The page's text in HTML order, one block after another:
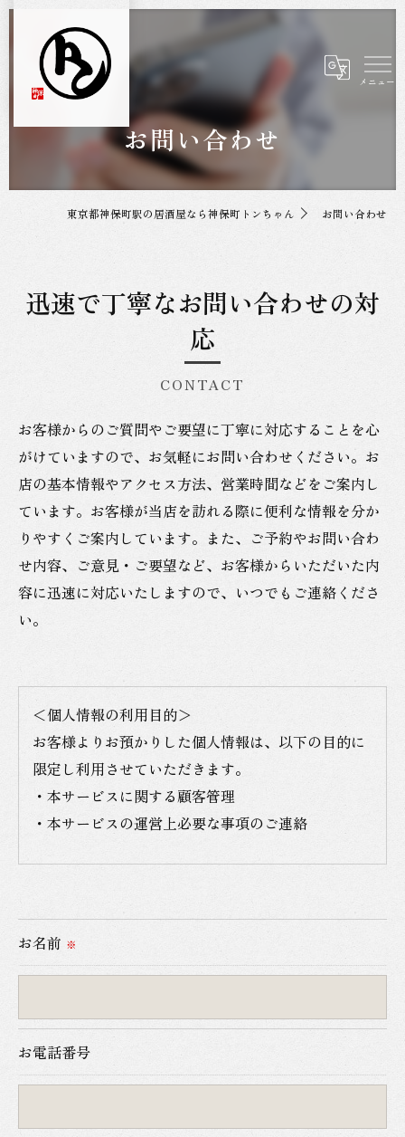
お問い合わせ
東京都神保町駅の居酒屋なら神保町トンちゃん お問い合わせ
迅速で丁寧なお問い合わせの対
応
CONTACT
お客様からのご質問やご要望に丁寧に対応することを心
がけていますので、お気軽にお問い合わせください。お
店の基本情報やアクセス方法、営業時間などをご案内し
ています。お客様が当店を訪れる際に便利な情報を分か
りやすくご案内しています。また、ご予約やお問い合わ
せ内容、ご意見・ご要望など、お客様からいただいた内
容に迅速に対応いたしますので、いつでもご連絡くださ
い。
＜個人情報の利用目的＞
お客様よりお預かりした個人情報は、以下の目的に
限定し利用させていただきます。
・本サービスに関する顧客管理
・本サービスの運営上必要な事項のご連絡
られた場合を除き、
取得した個人情報を第三者に提供することはいたし
＜個人情報の委託について＞
当社では、利用目的の達成に必要な範囲において、
お名前 ※
お電話番号